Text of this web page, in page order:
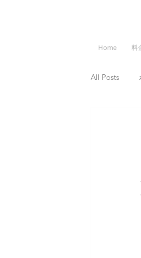
Home 料
All Posts